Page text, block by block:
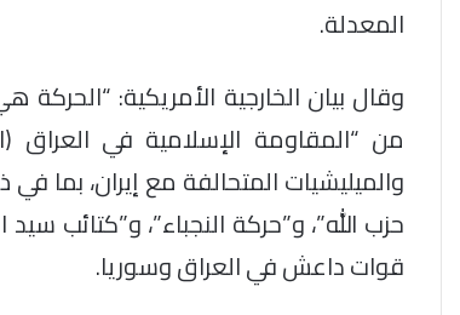
المعدلة.
وقال بيان الخارجية الأمريكية:
والميليشيات المتحالفة مع إيران، بما
حزب الله”، و”حركة النجباء”، و”كتائب
قوات داعش في العراق وسوريا.